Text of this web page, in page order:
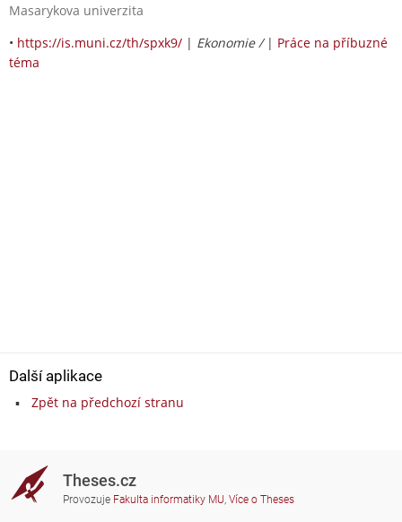
Masarykova univerzita
• https://is.muni.cz/th/spxk9/ | Ekonomie / | Práce na příbuzné
téma
Další aplikace
Zpět na předchozí stranu
Theses.cz
Provozuje Fakulta informatiky MU, Více o Theses